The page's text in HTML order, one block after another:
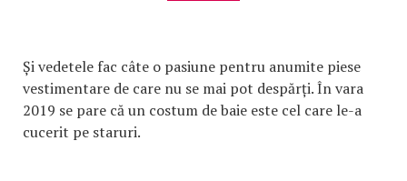
Și vedetele fac câte o pasiune pentru anumite piese
vestimentare de care nu se mai pot despărți. În vara
2019 se pare că un costum de baie este cel care le-a
cucerit pe staruri.